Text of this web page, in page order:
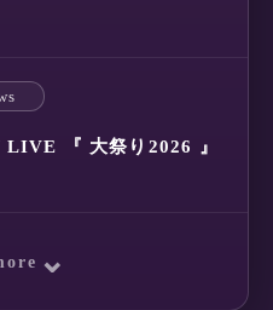
『 大祭り2026 』
⌄